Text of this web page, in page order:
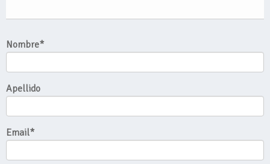
Nombre*
Apellido
Email*